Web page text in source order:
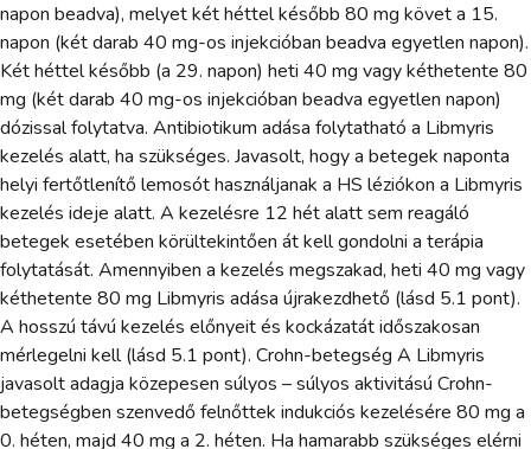
napon beadva), melyet két héttel később 80 mg követ a 15.
napon (két darab 40 mg-os injekcióban beadva egyetlen napon).
Két héttel később (a 29. napon) heti 40 mg vagy kéthetente 80
mg (két darab 40 mg-os injekcióban beadva egyetlen napon)
dózissal folytatva. Antibiotikum adása folytatható a Libmyris
kezelés alatt, ha szükséges. Javasolt, hogy a betegek naponta
helyi fertőtlenítő lemosót használjanak a HS léziókon a Libmyris
kezelés ideje alatt. A kezelésre 12 hét alatt sem reagáló
betegek esetében körültekintően át kell gondolni a terápia
folytatását. Amennyiben a kezelés megszakad, heti 40 mg vagy
kéthetente 80 mg Libmyris adása újrakezdhető (lásd 5.1 pont).
A hosszú távú kezelés előnyeit és kockázatát időszakosan
mérlegelni kell (lásd 5.1 pont). Crohn-betegség A Libmyris
javasolt adagja közepesen súlyos – súlyos aktivitású Crohn-
betegségben szenvedő felnőttek indukciós kezelésére 80 mg a
0. héten, majd 40 mg a 2. héten. Ha hamarabb szükséges elérni